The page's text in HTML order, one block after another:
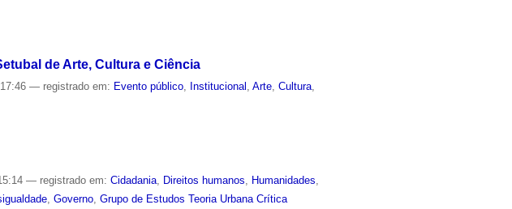
de Arte, Cultura e Ciência
— registrado em: Evento público, Institucional ,Arte,Cultura,
— registrado em:Cidadania Direitos humanos Humanidades
,Governo ,Grupo de Estudos Teoria Urbana Crítica